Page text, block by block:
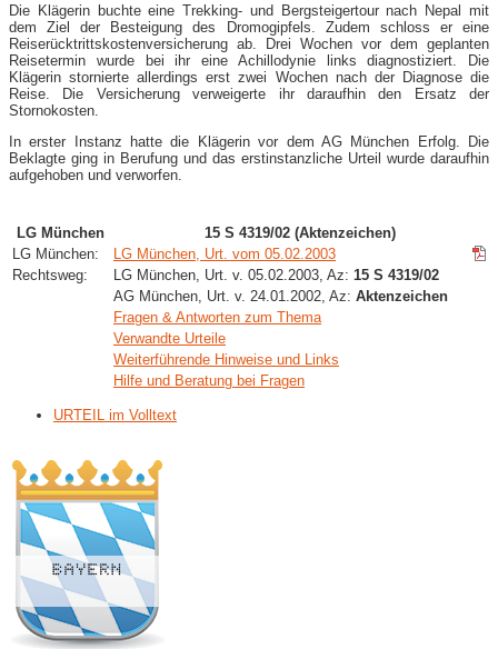
Die Klägerin buchte eine Trekking- und Bergsteigertour nach Nepal mit
dem Ziel der Besteigung des Dromogipfels. Zudem schloss er eine
Reiserücktrittskostenversicherung ab. Drei Wochen vor dem geplanten
Reisetermin wurde bei ihr eine Achillodynie links diagnostiziert. Die
Klägerin stornierte allerdings erst zwei Wochen nach der Diagnose die
Reise. Die Versicherung verweigerte ihr daraufhin den Ersatz der
Stornokosten.
In erster Instanz hatte die Klägerin vor dem AG München Erfolg. Die
Beklagte ging in Berufung und das erstinstanzliche Urteil wurde daraufhin
aufgehoben und verworfen.
LG München
15 S 4319/02 (Aktenzeichen)
LG München:
LG München, Urt. vom 05.02.2003
Rechtsweg:
LG München, Urt. v. 05.02.2003, Az: 15 S 4319/02
AG München, Urt. v. 24.01.2002, Az: Aktenzeichen
Fragen & Antworten zum Thema
Verwandte Urteile
Weiterführende Hinweise und Links
Hilfe und Beratung bei Fragen
URTEIL im Volltext